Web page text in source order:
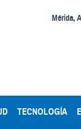
Mérida,
TECNOLOGÍA